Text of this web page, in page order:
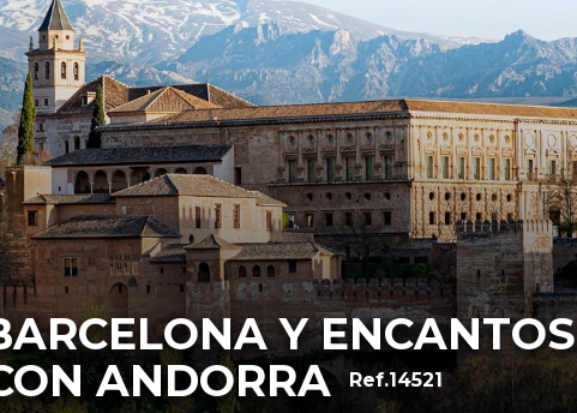
Y ENCANTOS
ANDORRA
Ref.14521